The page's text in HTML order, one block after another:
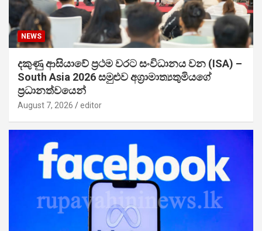
NEWS
දකුණු ආසියාවේ ප්‍රථම වරට සංවිධානය වන (ISA) –
South Asia 2026 සමුළුව අග්‍රාමාත්‍යතුමියගේ
ප්‍රධානත්වයෙන්
August 7, 2026 editor